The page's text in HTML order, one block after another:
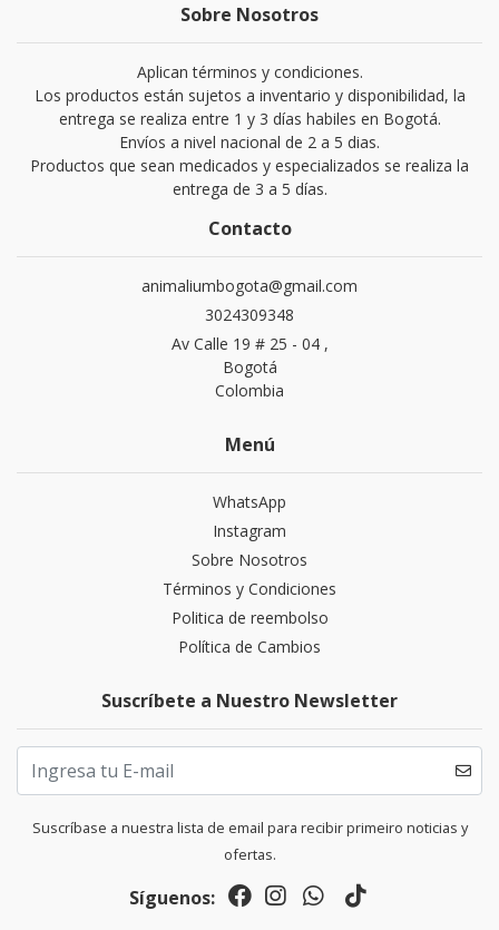
Sobre Nosotros
Aplican términos y condiciones.
Los productos están sujetos a inventario y disponibilidad, la
entrega se realiza entre 1 y 3 días habiles en Bogotá.
Envíos a nivel nacional de 2 a 5 dias.
Productos que sean medicados y especializados se realiza la
entrega de 3 a 5 días.
Contacto
animaliumbogota@gmail.com
3024309348
Av Calle 19 # 25 - 04 ,
Bogotá
Colombia
Menú
WhatsApp
Instagram
Sobre Nosotros
Términos y Condiciones
Politica de reembolso
Política de Cambios
Suscríbete a Nuestro Newsletter
Suscríbase a nuestra lista de email para recibir primeiro noticias y
ofertas.
Síguenos: